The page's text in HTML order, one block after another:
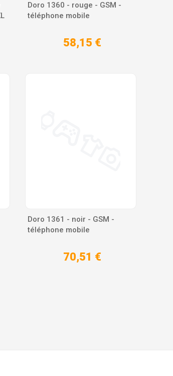
Doro 1360 - rouge - GSM -
téléphone mobile
58,15 €
Doro 1361 - noir - GSM -
téléphone mobile
70,51 €